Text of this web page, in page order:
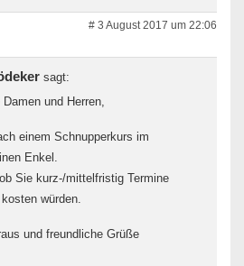
# 3 August 2017 um 22:06
sagt:
und Herren,
einem Schnupperkurs im
Enkel.
Sie kurz-/mittelfristig Termine
würden.
und freundliche Grüße